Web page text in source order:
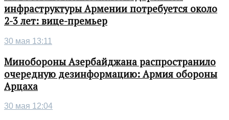
инфраструктуры Армении потребуется около
2-3 лет: вице-премьер
30 мая 13:11
Минобороны Азербайджана распространило
очередную дезинформацию: Армия обороны
Арцаха
30 мая 12:04